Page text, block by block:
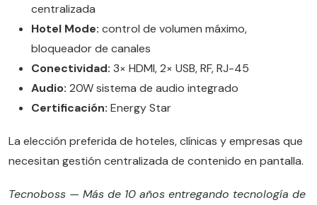
centralizada
Hotel Mode: control de volumen máximo,
bloqueador de canales
Conectividad: 3× HDMI, 2× USB, RF, RJ-45
Audio: 20W sistema de audio integrado
Certificación: Energy Star
La elección preferida de hoteles, clínicas y empresas que
necesitan gestión centralizada de contenido en pantalla.
Tecnoboss — Más de 10 años entregando tecnología de